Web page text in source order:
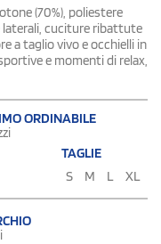
(70%), poliestere
laterali, cuciture ribattute
a taglio vivo e occhielli in
e momenti di relax,
ORDINABILE
TAGLIE
S
M L XL